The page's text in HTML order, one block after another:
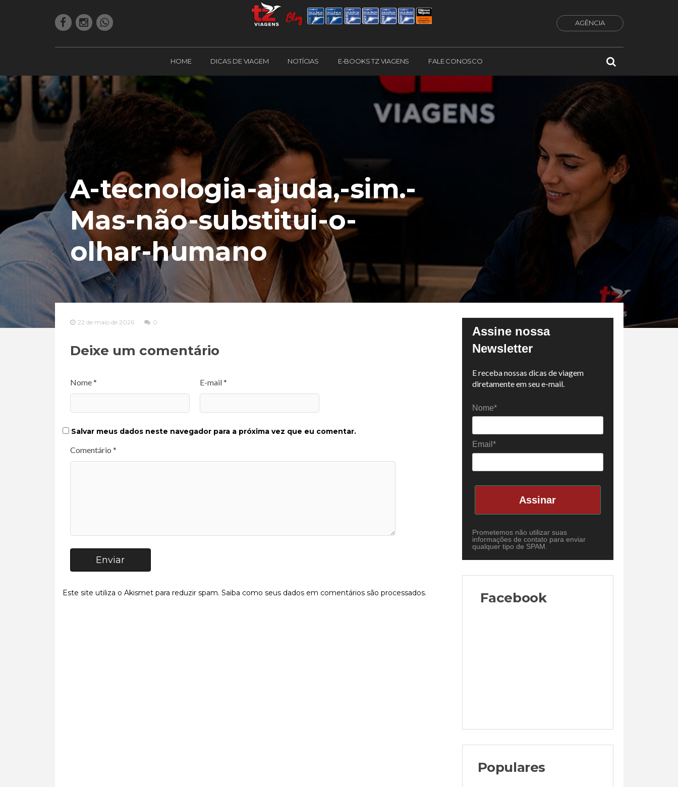
AGÊNCIA
HOME DICAS DE VIAGEM NOTÍCIAS E-BOOKS TZ VIAGENS FALE CONOSCO
A-tecnologia-ajuda,-sim.-
Mas-não-substitui-o-
olhar-humano
22 de maio de 2026 0
Deixe um comentário
Nome * E-mail *
Salvar meus dados neste navegador para a próxima vez que eu comentar.
Comentário *
Enviar
Este site utiliza o Akismet para reduzir spam. Saiba como seus dados em comentários são processados.
Assine nossa
Newsletter
E receba nossas dicas de viagem
diretamente em seu e-mail.
Nome*
Email*
Assinar
Prometemos não utilizar suas
informações de contato para enviar
qualquer tipo de SPAM.
Facebook
Populares